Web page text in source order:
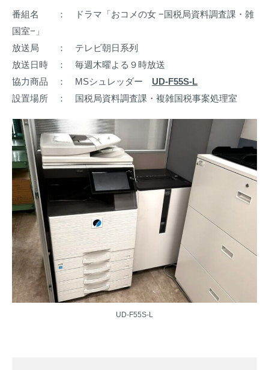
番組名 ： ドラマ「おコメの女 −国税局資料調査課・雑
国室−」
放送局 ： テレビ朝日系列
放送日時 ： 毎週木曜よる９時放送
協力商品 ： MSシュレッダー UD-F55S-L
設置場所 ： 国税局資料調査課・複雑国税事案処理室
UD-F55S-L